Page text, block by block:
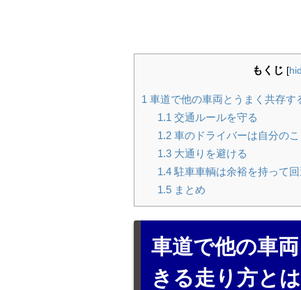
もくじ [
1 車道で他の車両とうまく共存す
1.1 交通ルールを守る
1.2車のドライバーは自分のこ
1.3大通りを避ける
1.4駐車車輌は余裕を持って回
1.5まとめ
車道で他の車
きる走り方とは